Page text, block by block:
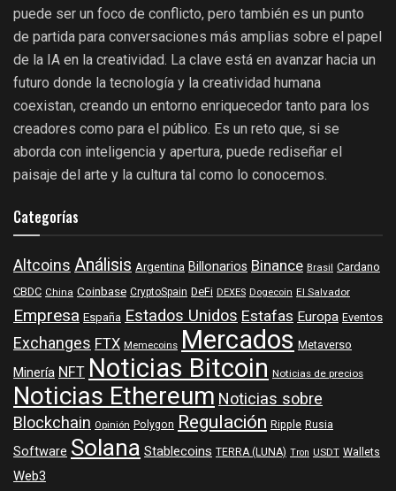
puede ser un foco de conflicto, pero también es un punto
de partida para conversaciones más amplias sobre el papel
de la IA en la creatividad. La clave está en avanzar hacia un
futuro donde la tecnología y la creatividad humana
coexistan, creando un entorno enriquecedor tanto para los
creadores como para el público. Es un reto que, si se
aborda con inteligencia y apertura, puede rediseñar el
paisaje del arte y la cultura tal como lo conocemos.
Categorías
Altcoins Análisis Argentina Billonarios Binance Brasil Cardano
CBDC China Coinbase CryptoSpain DeFi DEXES Dogecoin El Salvador
Empresa España Estados Unidos Estafas Europa Eventos
Exchanges FTX Memecoins Mercados Metaverso
Minería NFTNoticias Bitcoin Noticias de precios
Noticias EthereumNoticias sobre
Blockchain Opinión Polygon Regulación Ripple Rusia
Software Solana Stablecoins TERRA (LUNA) Tron USDT Wallets
Web3